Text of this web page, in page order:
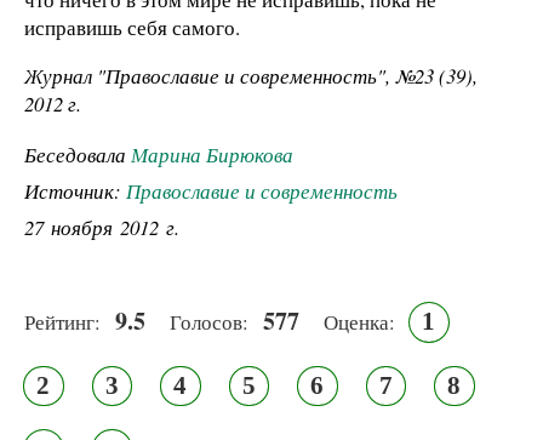
исправишь себя самого.
Журнал "Православие и современность", №23 (39),
2012 г.
Беседовала Марина Бирюкова
Источник: Православие и современность
27 ноября 2012 г.
Рейтинг: 9.5 Голосов: 577 Оценка: 1
2 3 4 5 6 7 8